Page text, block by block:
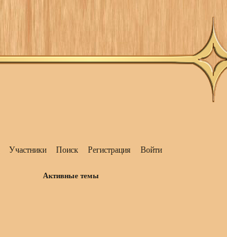
Участники Поиск Регистрация Войти
Активные темы